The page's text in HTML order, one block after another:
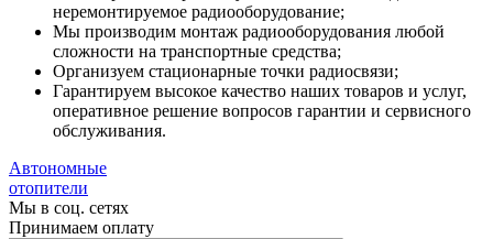
неремонтируемое радиооборудование;
Мы производим монтаж радиооборудования любой
сложности на транспортные средства;
Организуем стационарные точки радиосвязи;
Гарантируем высокое качество наших товаров и услуг,
оперативное решение вопросов гарантии и сервисного
обслуживания.
Автономные
отопители
Мы в соц. сетях
Принимаем оплату